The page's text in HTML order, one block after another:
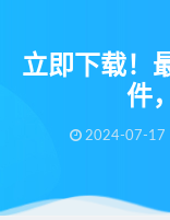
立即下载！
件
2024-07-17
当前位置：王者荣耀辅助